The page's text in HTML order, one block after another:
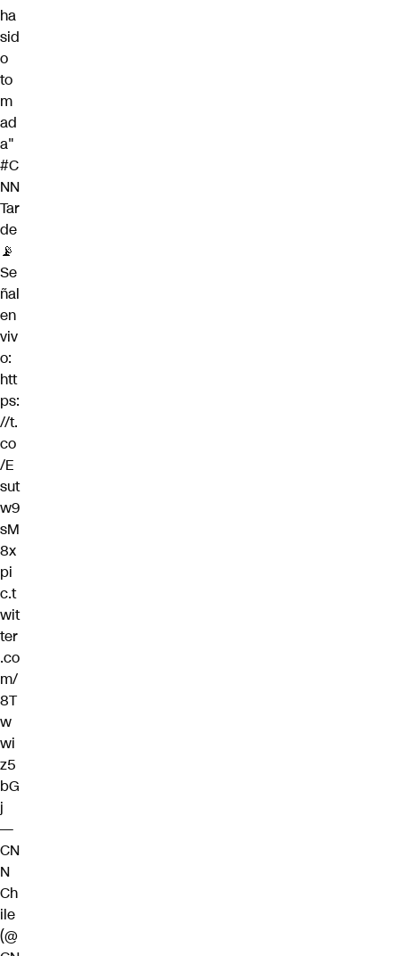
ha
sid
o
to
m
ad
a"
#C
NN
Tar
de
📡
Se
ñal
en
viv
o:
htt
ps:
//t.
co
/E
sut
w9
sM
8x
pi
c.t
wit
ter
.co
m/
8T
w
wi
z5
bG
j
—
CN
N
Ch
ile
(@